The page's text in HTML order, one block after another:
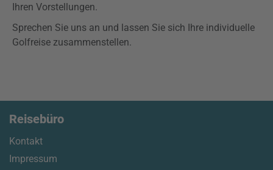
Ihren Vorstellungen.
Sprechen Sie uns an und lassen Sie sich Ihre individuelle
Golfreise zusammenstellen.
Reisebüro
Kontakt
Impressum